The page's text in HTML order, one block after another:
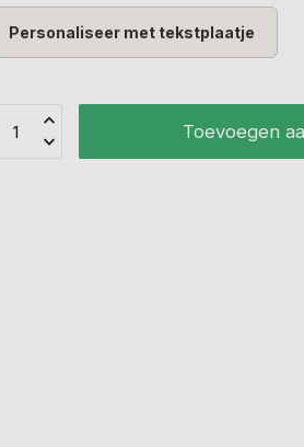
Personaliseer met tekstplaatje
Toevoegen